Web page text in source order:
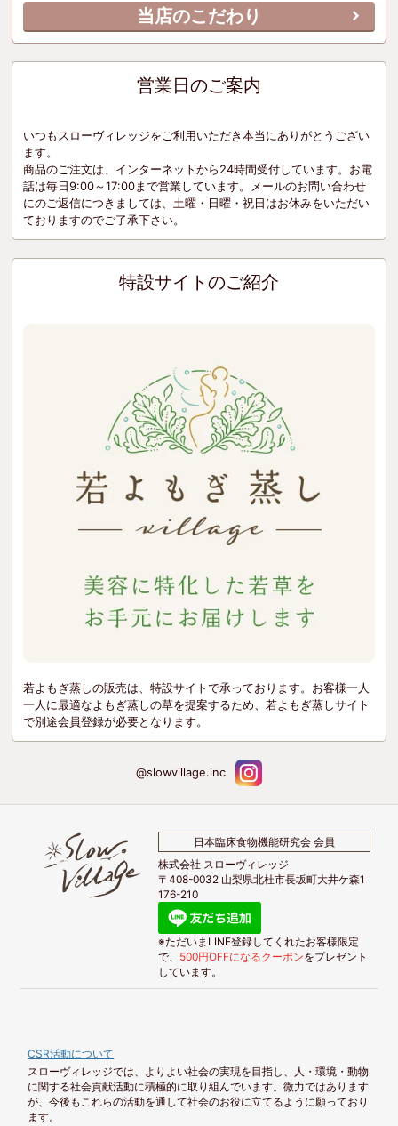
当店のこだわり
営業日のご案内
いつもスローヴィレッジをご利用いただき本当にありがとうござい
ます。
商品のご注文は、インターネットから24時間受付しています。お電
話は毎日9:00～17:00まで営業しています。メールのお問い合わせ
にのご返信につきましては、土曜・日曜・祝日はお休みをいただい
ておりますのでご了承下さい。
特設サイトのご紹介
若よもぎ蒸しの販売は、特設サイトで承っております。お客様一人
一人に最適なよもぎ蒸しの草を提案するため、若よもぎ蒸しサイト
で別途会員登録が必要となります。
@slowvillage.inc
日本臨床食物機能研究会 会員
株式会社 スローヴィレッジ
〒408-0032 山梨県北杜市長坂町大井ケ森1
176-210
※ただいまLINE登録してくれたお客様限定
で、 500円OFFになるクーポンをプレゼント
しています。
CSR活動について
スローヴィレッジでは、よりよい社会の実現を目指し、人・環境・動物
に関する社会貢献活動に積極的に取り組んでいます。微力ではあります
が、今後もこれらの活動を通して社会のお役に立てるように願っており
ます。